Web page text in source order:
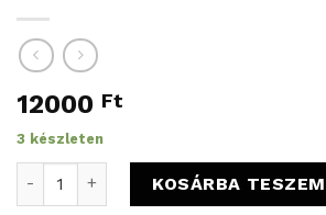
12000 Ft
3 készleten
Hercegnős - pink - ovis ruhazsák szett
KOSÁRBA TESZEM